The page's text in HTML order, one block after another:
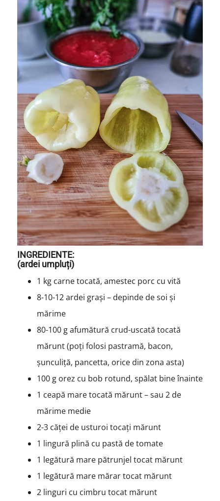
INGREDIENTE:
(ardei umpluți)
1 kg carne tocată, amestec porc cu vită
8-10-12 ardei grași – depinde de soi și
mărime
80-100 g afumătură crud-uscată tocată
mărunt (poți folosi pastramă, bacon,
șunculiță, pancetta, orice din zona asta)
100 g orez cu bob rotund, spălat bine înainte
1 ceapă mare tocată mărunt – sau 2 de
mărime medie
2-3 căței de usturoi tocați mărunt
1 lingură plină cu pastă de tomate
1 legătură mare pătrunjel tocat mărunt
1 legătură mare mărar tocat mărunt
2 linguri cu cimbru tocat mărunt